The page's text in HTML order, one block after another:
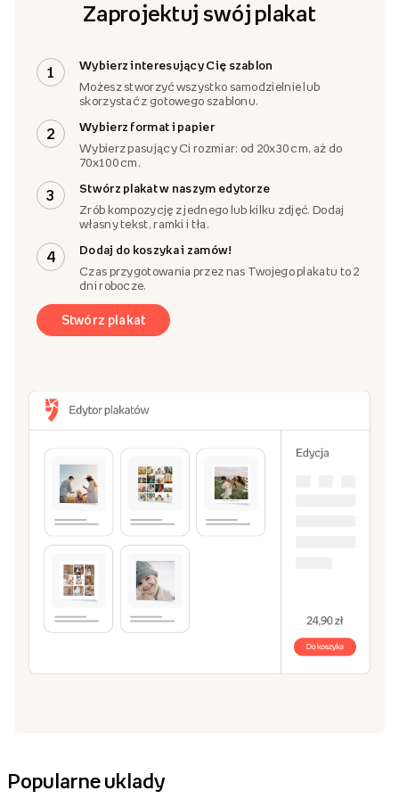
Zaprojektuj swój plakat
1
Wybierz interesujący Cię szablon
Możesz stworzyć wszystko samodzielnie lub
skorzystać z gotowego szablonu.
2
Wybierz format i papier
Wybierz pasujący Ci rozmiar: od 20x30 cm, aż do
70x100 cm.
3
Stwórz plakat w naszym edytorze
Zrób kompozycję z jednego lub kilku zdjęć. Dodaj
własny tekst, ramki i tła.
4
Dodaj do koszyka i zamów!
Czas przygotowania przez nas Twojego plakatu to 2
dni robocze.
Stwórz plakat
Popularne uklady